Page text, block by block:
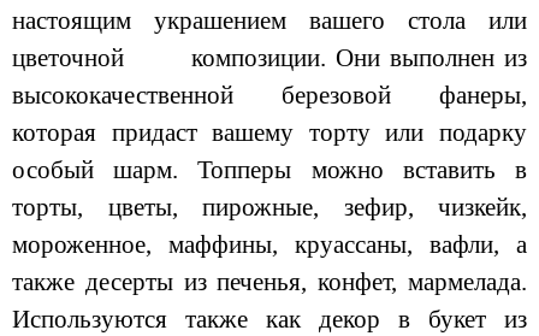
настоящим украшением вашего стола или
цветочной композиции. Они выполнен из
высококачественной березовой фанеры,
которая придаст вашему торту или подарку
особый шарм. Топперы можно вставить в
торты, цветы, пирожные, зефир, чизкейк,
мороженное, маффины, круассаны, вафли, а
также десерты из печенья, конфет, мармелада.
Используются также как декор в букет из